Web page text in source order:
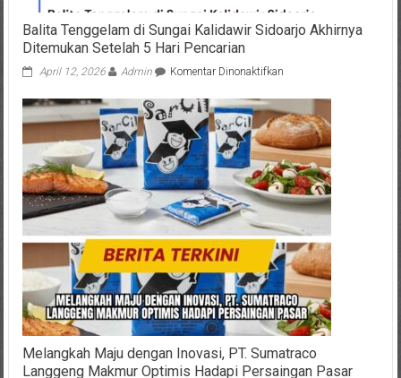
Balita Tenggelam di Sungai Kalidawir Sidoarjo Akhirnya
Ditemukan Setelah 5 Hari Pencarian
April 12, 2026 Admin Komentar Dinonaktifkanpada
Tenggelam
di
Sungai
Kalidawir
Sidoarjo
Akhirnya
Ditemukan
Setelah
5
Hari
Pencarian
Melangkah Maju dengan Inovasi, PT. Sumatraco
Langgeng Makmur Optimis Hadapi Persaingan Pasar